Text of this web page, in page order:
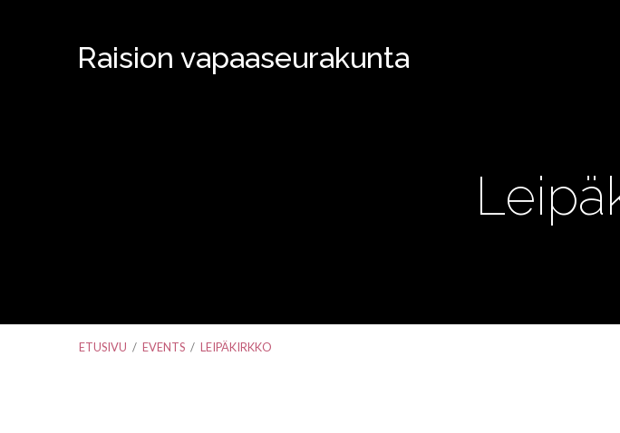
Raision vapaaseurakunta
ETUSIVU / EVENTS / LEIPÄKIRKKO